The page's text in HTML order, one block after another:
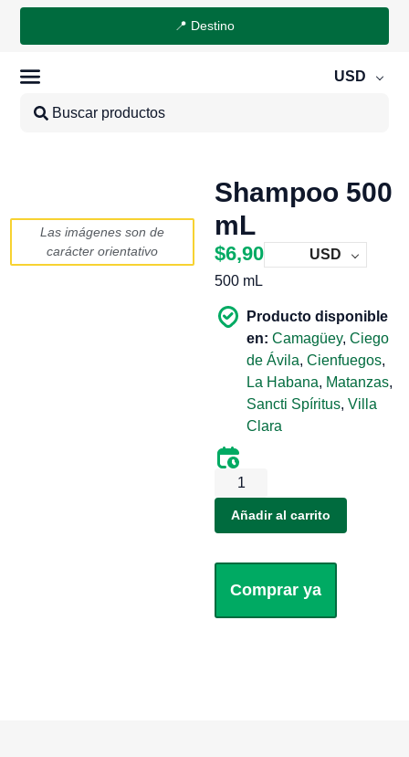
📍 Destino
USD
Las imágenes son de
carácter orientativo
Shampoo 500
mL
$6,90
USD
500 mL
Producto disponible
en:Camagüey,Ciego
de Ávila,Cienfuegos,
La Habana, Matanzas,
Sancti Spíritus,Villa
Clara
Añadir al carrito
Comprar ya